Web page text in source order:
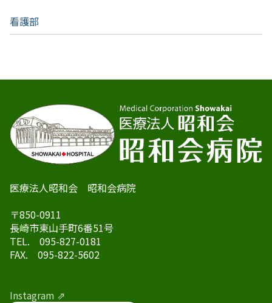
看護部
医療法人昭和会 昭和会病院
〒850-0911
長崎市東山手町6番51号
TEL. 095-827-0181
FAX. 095-822-5602
Instagram ⇗